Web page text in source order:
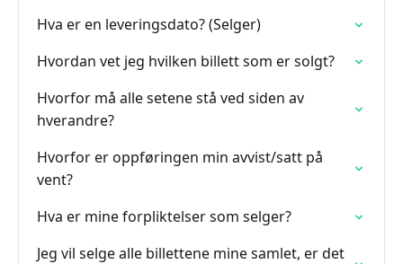
Hva er en leveringsdato? (Selger)
Hvordan vet jeg hvilken billett som er solgt?
Hvorfor må alle setene stå ved siden av
hverandre?
Hvorfor er oppføringen min avvist/satt på
vent?
Hva er mine forpliktelser som selger?
Jeg vil selge alle billettene mine samlet, er det